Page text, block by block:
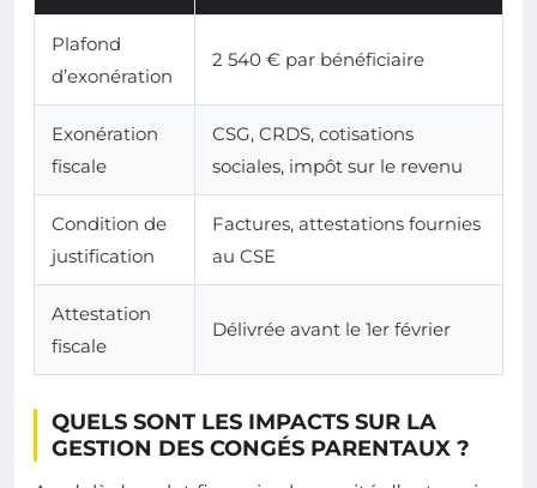
Plafond
d’exonération
2 540 € par bénéficiaire
Exonération
fiscale
CSG, CRDS, cotisations
sociales, impôt sur le revenu
Condition de
justification
Factures, attestations fournies
au CSE
Attestation
fiscale
Délivrée avant le 1er février
QUELS SONT LES IMPACTS SUR LA
GESTION DES CONGÉS PARENTAUX ?